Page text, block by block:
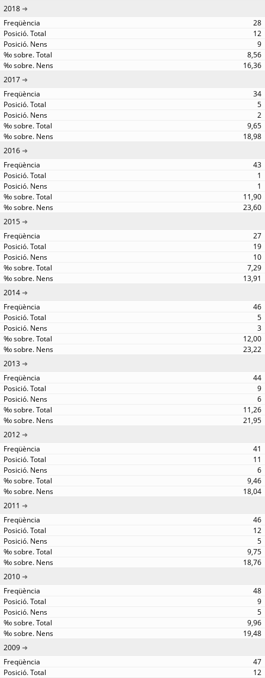
2018
28
12
9
8,56
16,36
2017
34
5
2
9,65
18,98
2016
43
1
1
11,90
23,60
2015
27
19
10
7,29
13,91
2014
46
5
3
12,00
23,22
2013
44
9
6
11,26
21,95
2012
41
11
6
9,46
18,04
2011
46
12
5
9,75
18,76
2010
48
9
5
9,96
19,48
2009
47
12